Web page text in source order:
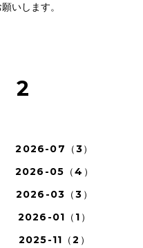
いします。
2
2026-07（3）
2026-05（4）
2026-03（3）
2026-01（1）
2025-11（2）